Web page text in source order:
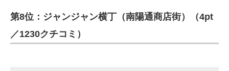
第8位：ジャンジャン横丁（南陽通商店街）（4pt
／1230クチコミ）